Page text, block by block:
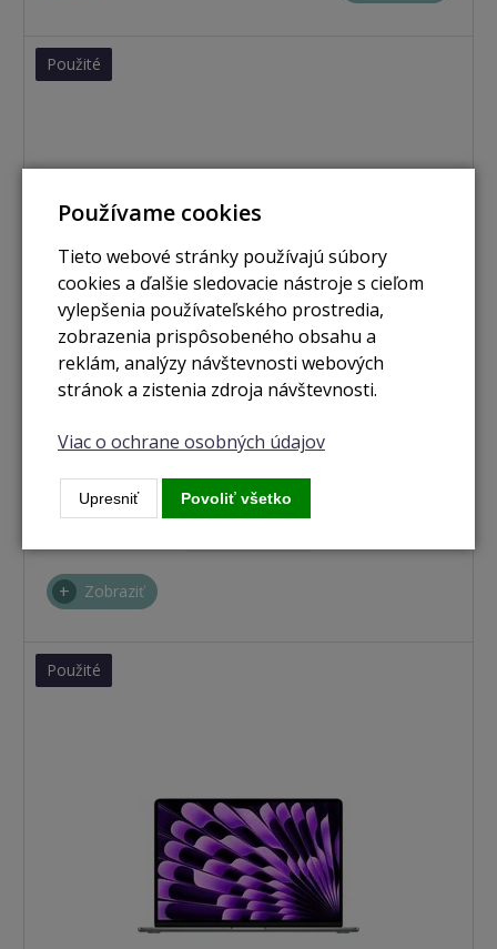
Použité
MacBook Air 15,3" / M3 / 8GB / 256GB / hviezdne biely
Zobraziť
Použité
Používame cookies
Tieto webové stránky používajú súbory
cookies a ďalšie sledovacie nástroje s cieľom
vylepšenia používateľského prostredia,
zobrazenia prispôsobeného obsahu a
reklám, analýzy návštevnosti webových
stránok a zistenia zdroja návštevnosti.
Viac o ochrane osobných údajov
Upresniť Povoliť všetko